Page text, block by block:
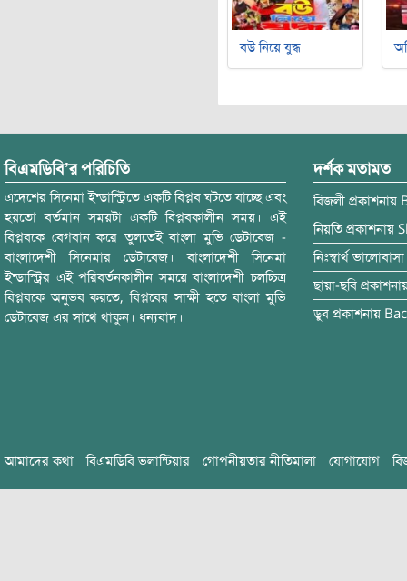
বউ নিয়ে যুদ্ধ
বিএমডিবি’র পরিচিতি
এদেশের সিনেমা ইন্ডাস্ট্রিতে একটি বিপ্লব ঘটতে যাচ্ছে এবং
হয়তো বর্তমান সময়টা একটি বিপ্লবকালীন সময়। এই
বিপ্লবকে বেগবান করে তুলতেই বাংলা মুভি ডেটাবেজ -
বাংলাদেশী সিনেমার ডেটাবেজ। বাংলাদেশী সিনেমা
ইন্ডাস্ট্রির এই পরিবর্তনকালীন সময়ে বাংলাদেশী চলচ্চিত্র
বিপ্লবকে অনুভব করতে, বিপ্লবের সাক্ষী হতে বাংলা মুভি
ডেটাবেজ এর সাথে থাকুন। ধন্যবাদ।
দর্শক মতামত
বিজলী প্রকাশনায়
নিয়তি প্রকাশনায়
নিঃস্বার্থ ভালোবাসা
ছায়া-ছবি
ডুব প্রকাশনায়
আমাদের কথা বিএমডিবি ভলান্টিয়ার গোপনীয়তার নীতিমালা যোগাযোগ